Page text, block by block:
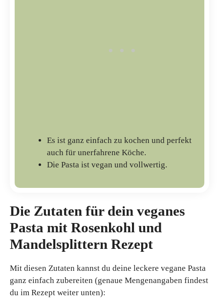
Es ist ganz einfach zu kochen und perfekt
auch für unerfahrene Köche.
Die Pasta ist vegan und vollwertig.
Die Zutaten für dein veganes
Pasta mit Rosenkohl und
Mandelsplittern Rezept
Mit diesen Zutaten kannst du deine leckere vegane Pasta
ganz einfach zubereiten (genaue Mengenangaben findest
du im Rezept weiter unten):